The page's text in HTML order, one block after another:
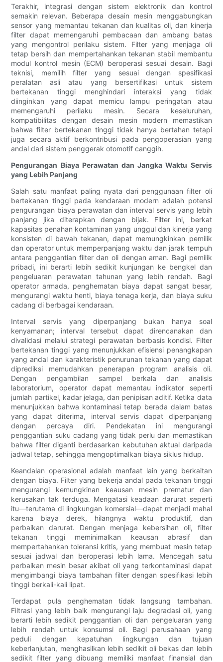
Terakhir, integrasi dengan sistem elektronik dan kontrol
semakin relevan. Beberapa desain mesin menggabungkan
sensor yang memantau tekanan dan kualitas oli, dan kinerja
filter dapat memengaruhi pembacaan dan ambang batas
yang mengontrol perilaku sistem. Filter yang menjaga oli
tetap bersih dan mempertahankan tekanan stabil membantu
modul kontrol mesin (ECM) beroperasi sesuai desain. Bagi
teknisi, memilih filter yang sesuai dengan spesifikasi
peralatan asli atau yang bersertifikasi untuk sistem
bertekanan tinggi menghindari interaksi yang tidak
diinginkan yang dapat memicu lampu peringatan atau
memengaruhi perilaku mesin. Secara keseluruhan,
kompatibilitas dengan desain mesin modern memastikan
bahwa filter bertekanan tinggi tidak hanya bertahan tetapi
juga secara aktif berkontribusi pada pengoperasian yang
andal dari sistem penggerak otomotif canggih.
Pengurangan Biaya Perawatan dan Jangka Waktu Servis
yang Lebih Panjang
Salah satu manfaat paling nyata dari penggunaan filter oli
bertekanan tinggi pada kendaraan modern adalah potensi
pengurangan biaya perawatan dan interval servis yang lebih
panjang jika diterapkan dengan bijak. Filter ini, berkat
kapasitas penahan kontaminan yang unggul dan kinerja yang
konsisten di bawah tekanan, dapat memungkinkan pemilik
dan operator untuk memperpanjang waktu dan jarak tempuh
antara penggantian filter dan oli dengan aman. Bagi pemilik
pribadi, ini berarti lebih sedikit kunjungan ke bengkel dan
pengeluaran perawatan tahunan yang lebih rendah. Bagi
operator armada, penghematan biaya dapat sangat besar,
mengurangi waktu henti, biaya tenaga kerja, dan biaya suku
cadang di berbagai kendaraan.
Interval servis yang diperpanjang bukan hanya soal
kenyamanan; interval tersebut dapat direncanakan dan
divalidasi melalui strategi perawatan berbasis kondisi. Filter
bertekanan tinggi yang menunjukkan efisiensi penangkapan
yang andal dan karakteristik penurunan tekanan yang dapat
diprediksi memudahkan penerapan program analisis oli.
Dengan pengambilan sampel berkala dan analisis
laboratorium, operator dapat memantau indikator seperti
jumlah partikel, kadar jelaga, dan penipisan aditif. Ketika data
menunjukkan bahwa kontaminasi tetap berada dalam batas
yang dapat diterima, interval servis dapat diperpanjang
dengan percaya diri. Pendekatan ini mengurangi
penggantian suku cadang yang tidak perlu dan memastikan
bahwa filter diganti berdasarkan kebutuhan aktual daripada
jadwal tetap, sehingga mengoptimalkan biaya siklus hidup.
Keandalan operasional adalah manfaat lain yang berkaitan
dengan biaya. Filter yang bekerja andal pada tekanan tinggi
mengurangi kemungkinan keausan mesin prematur dan
kerusakan tak terduga. Mengatasi keadaan darurat seperti
itu—terutama di lingkungan komersial—dapat menjadi mahal
karena biaya derek, hilangnya waktu produktif, dan
perbaikan darurat. Dengan menjaga kebersihan oli, filter
tekanan tinggi meminimalkan keausan abrasif dan
mempertahankan toleransi kritis, yang membuat mesin tetap
sesuai jadwal dan beroperasi lebih lama. Mencegah satu
perbaikan mesin besar akibat oli yang terkontaminasi dapat
mengimbangi biaya tambahan filter dengan spesifikasi lebih
tinggi berkali-kali lipat.
Terdapat pula penghematan tidak langsung tambahan.
Filtrasi yang lebih baik mengurangi laju degradasi oli, yang
berarti lebih sedikit penggantian oli dan pengeluaran yang
lebih rendah untuk konsumsi oli. Bagi perusahaan yang
peduli dengan kepatuhan lingkungan dan tujuan
keberlanjutan, menghasilkan lebih sedikit oli bekas dan lebih
sedikit filter yang dibuang memiliki manfaat finansial dan